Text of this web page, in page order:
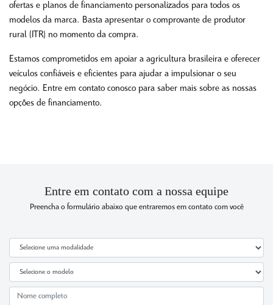
ofertas e planos de financiamento personalizados para todos os
modelos da marca. Basta apresentar o comprovante de produtor
rural (ITR) no momento da compra.
Estamos comprometidos em apoiar a agricultura brasileira e oferecer
veículos confiáveis e eficientes para ajudar a impulsionar o seu
negócio. Entre em contato conosco para saber mais sobre as nossas
opções de financiamento.
Entre em contato com a nossa equipe
Preencha o formulário abaixo que entraremos em contato com você